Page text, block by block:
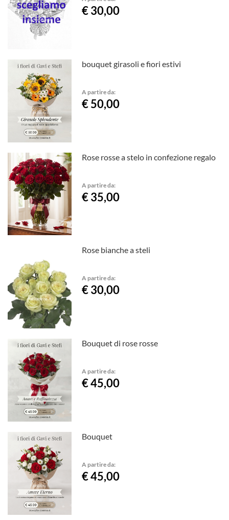
€ 30,00
bouquet girasoli e fiori estivi
A partire da:
€ 50,00
Rose rosse a stelo in confezione regalo
A partire da:
€ 35,00
Rose bianche a steli
A partire da:
€ 30,00
Bouquet di rose rosse
A partire da:
€ 45,00
Bouquet
A partire da:
€ 45,00